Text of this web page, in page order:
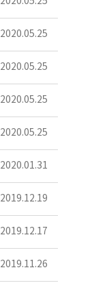
2020.05.25
2020.05.25
2020.05.25
2020.05.25
2020.01.31
2019.12.19
2019.12.17
2019.11.26